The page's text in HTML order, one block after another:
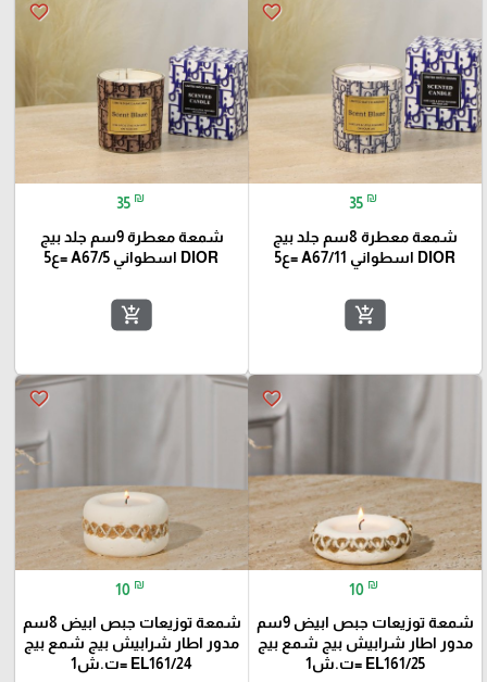
favorite_border
35 ₪
شمعة معطرة 8سم جلد بيج
DIOR اسطواني A67/11 =ع5
add_shopping_cart
favorite_border
35 ₪
شمعة معطرة 9سم جلد بيج
DIOR اسطواني A67/5 =ع5
add_shopping_cart
favorite_border
10 ₪
شمعة توزيعات جبص ابيض 9سم
مدور اطار شرابيش بيج شمع بيج
EL161/25 =ت.ش1
favorite_border
10 ₪
شمعة توزيعات جبص ابيض 8سم
مدور اطار شرابيش بيج شمع بيج
EL161/24 =ت.ش1